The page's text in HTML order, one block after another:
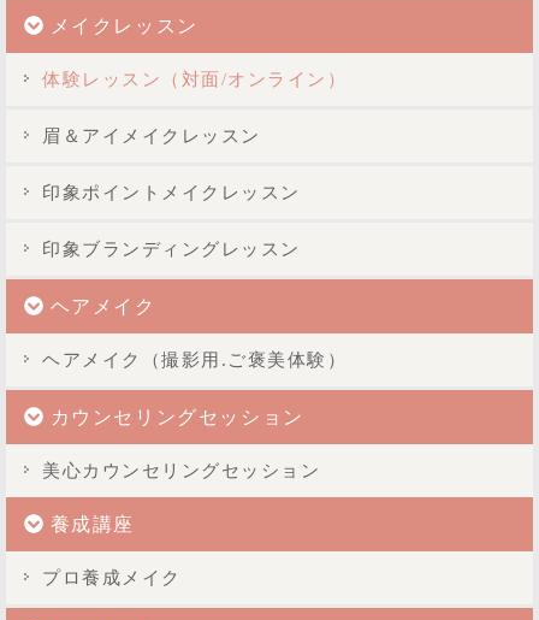
メイクレッスン
体験レッスン（対面/オンライン）
眉＆アイメイクレッスン
印象ポイントメイクレッスン
印象ブランディングレッスン
ヘアメイク
ヘアメイク（撮影用.ご褒美体験）
カウンセリングセッション
美心カウンセリングセッション
養成講座
プロ養成メイク